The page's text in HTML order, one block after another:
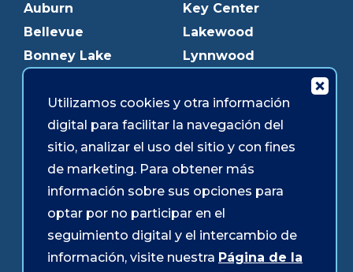
Auburn
Bellevue
Bonney Lake
Bothell
Burien
Downtown Olympia
Downtown Tacoma
Edmonds
Everett
Federal Way
Gig Harbor
Key Center
Lakewood
Lynnwood
Olympia
Pacific Ave
Parkland
Puyallup
Redmond
Shoreline
Southcenter
Westgate
Utilizamos cookies y otra información
digital para facilitar la navegación del
sitio, analizar el uso del sitio y con fines
de marketing. Para obtener más
información sobre sus opciones para
optar por no participar en el
seguimiento digital y el intercambio de
información, visite nuestra Página de la